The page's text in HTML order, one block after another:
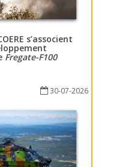
s’associent
Fregate-F100
30-07-2026